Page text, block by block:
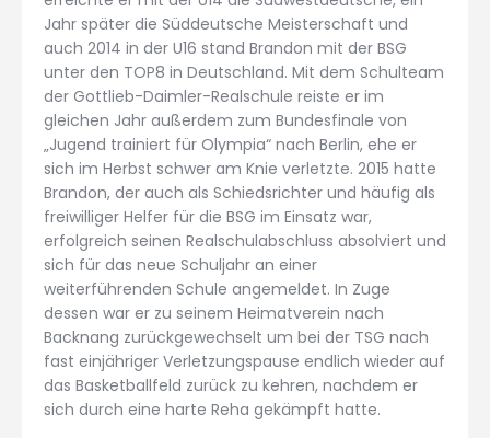
Jahr später die Süddeutsche Meisterschaft und
auch 2014 in der U16 stand Brandon mit der BSG
unter den TOP8 in Deutschland. Mit dem Schulteam
der Gottlieb-Daimler-Realschule reiste er im
gleichen Jahr außerdem zum Bundesfinale von
„Jugend trainiert für Olympia“ nach Berlin, ehe er
sich im Herbst schwer am Knie verletzte. 2015 hatte
Brandon, der auch als Schiedsrichter und häufig als
freiwilliger Helfer für die BSG im Einsatz war,
erfolgreich seinen Realschulabschluss absolviert und
sich für das neue Schuljahr an einer
weiterführenden Schule angemeldet. In Zuge
dessen war er zu seinem Heimatverein nach
Backnang zurückgewechselt um bei der TSG nach
fast einjähriger Verletzungspause endlich wieder auf
das Basketballfeld zurück zu kehren, nachdem er
sich durch eine harte Reha gekämpft hatte.